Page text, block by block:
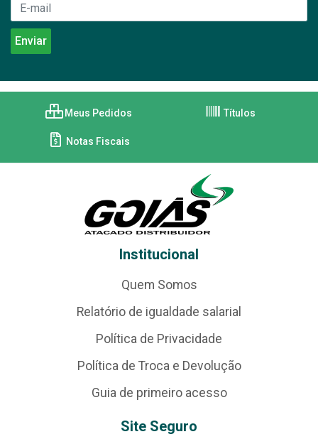
Meus Pedidos Títulos
Notas Fiscais
Institucional
Quem Somos
Relatório de igualdade salarial
Política de Privacidade
Política de Troca e Devolução
Guia de primeiro acesso
Site Seguro